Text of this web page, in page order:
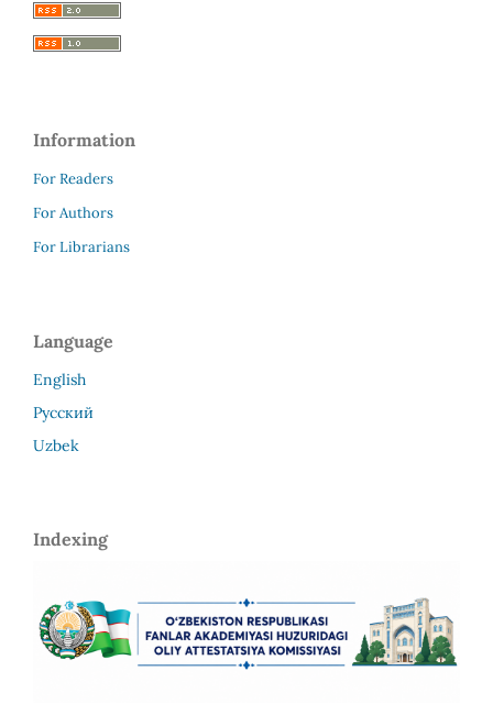
Information
For Readers
For Authors
For Librarians
Language
English
Русский
Uzbek
Indexing